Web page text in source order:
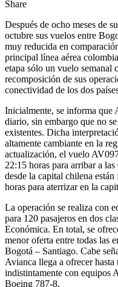
Share
Después de ocho meses de
octubre sus vuelos entre
muy reducida en
principal línea aérea
etapa sólo un vuelo semanal
recomposición de sus
conectividad de los dos
Inicialmente, se informa que
diario, sin embargo que no
existentes. Dicha
altamente cambiante en la
actualización, el vuelo
22:15 horas para arribar a
desde la capital chilena
horas para aterrizar en la
La operación se realiza con
para 120 pasajeros en dos
Económica. En total, se
menor oferta entre todas las
Bogotá – Santiago. Cabe
Avianca llega a ofrecer
indistintamente con equipos
Boeing 787-8.